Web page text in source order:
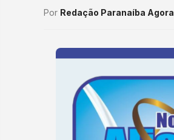
Por Redação Paranaíba Agora